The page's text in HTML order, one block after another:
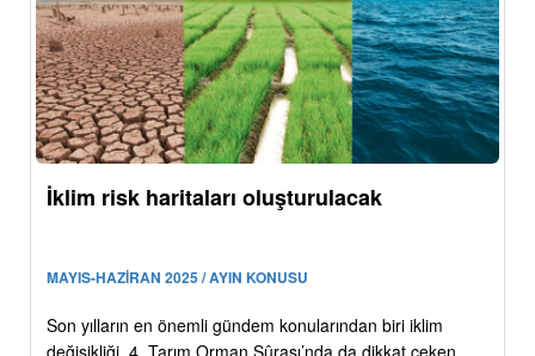
İklim risk haritaları oluşturulacak
MAYIS-HAZİRAN 2025 / AYIN KONUSU
Son yılların en önemli gündem konularından biri iklim
değişikliği. 4. Tarım Orman Şûrası’nda da dikkat çeken